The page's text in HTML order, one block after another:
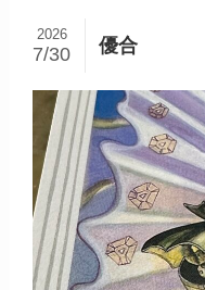
優合
2026
7/30